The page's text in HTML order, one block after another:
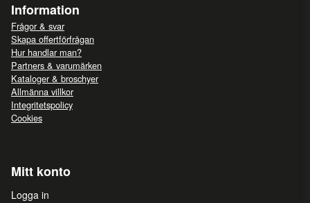
Information
Frågor & svar
Skapa offertförfrågan
Hur handlar man?
Partners & varumärken
Kataloger & broschyer
Allmänna villkor
Integritetspolicy
Cookies
Mitt konto
Logga in